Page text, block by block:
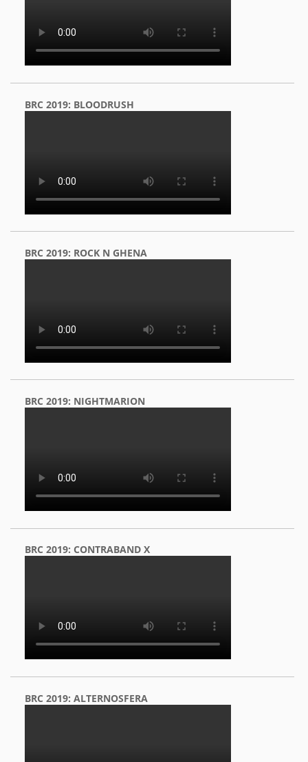
BRC 2019: BLOODRUSH
BRC 2019: ROCK N GHENA
BRC 2019: NIGHTMARION
BRC 2019: CONTRABAND X
BRC 2019: ALTERNOSFERA